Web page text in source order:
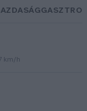
GASZTRO
km/h